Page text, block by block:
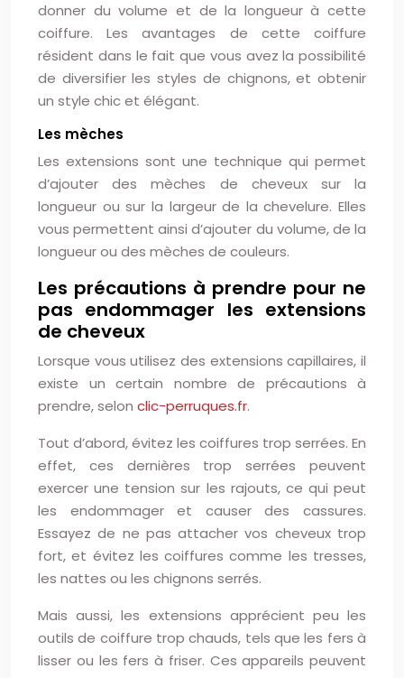
donner du volume et de la longueur à cette
coiffure. Les avantages de cette coiffure
résident dans le fait que vous avez la possibilité
de diversifier les styles de chignons, et obtenir
un style chic et élégant.
Les mèches
Les extensions sont une technique qui permet
d’ajouter des mèches de cheveux sur la
longueur ou sur la largeur de la chevelure. Elles
vous permettent ainsi d’ajouter du volume, de la
longueur ou des mèches de couleurs.
Les précautions à prendre pour ne
pas endommager les extensions
de cheveux
Lorsque vous utilisez des extensions capillaires, il
existe un certain nombre de précautions à
prendre, selon clic-perruques.fr.
Tout d’abord, évitez les coiffures trop serrées. En
effet, ces dernières trop serrées peuvent
exercer une tension sur les rajouts, ce qui peut
les endommager et causer des cassures.
Essayez de ne pas attacher vos cheveux trop
fort, et évitez les coiffures comme les tresses,
les nattes ou les chignons serrés.
Mais aussi, les extensions apprécient peu les
outils de coiffure trop chauds, tels que les fers à
lisser ou les fers à friser. Ces appareils peuvent